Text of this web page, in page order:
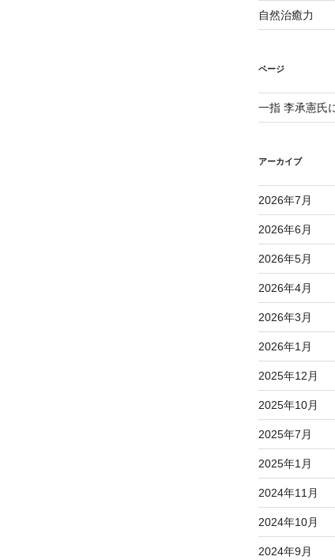
自然治癒力
ページ
一指 李承憲氏
アーカイブ
2026年7月
2026年6月
2026年5月
2026年4月
2026年3月
2026年1月
2025年12月
2025年10月
2025年7月
2025年1月
2024年11月
2024年10月
2024年9月